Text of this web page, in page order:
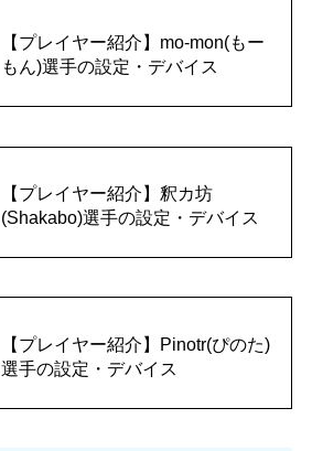
【プレイヤー紹介】mo-mon(もー
もん)選手の設定・デバイス
【プレイヤー紹介】釈カ坊
(Shakabo)選手の設定・デバイス
【プレイヤー紹介】Pinotr(ぴのた)
選手の設定・デバイス